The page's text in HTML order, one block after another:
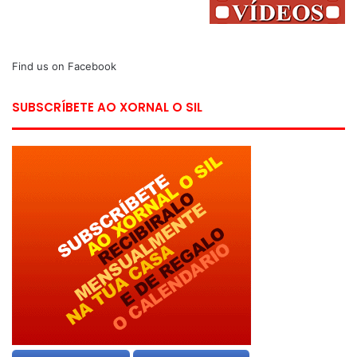
Find us on Facebook
SUBSCRÍBETE AO XORNAL O SIL